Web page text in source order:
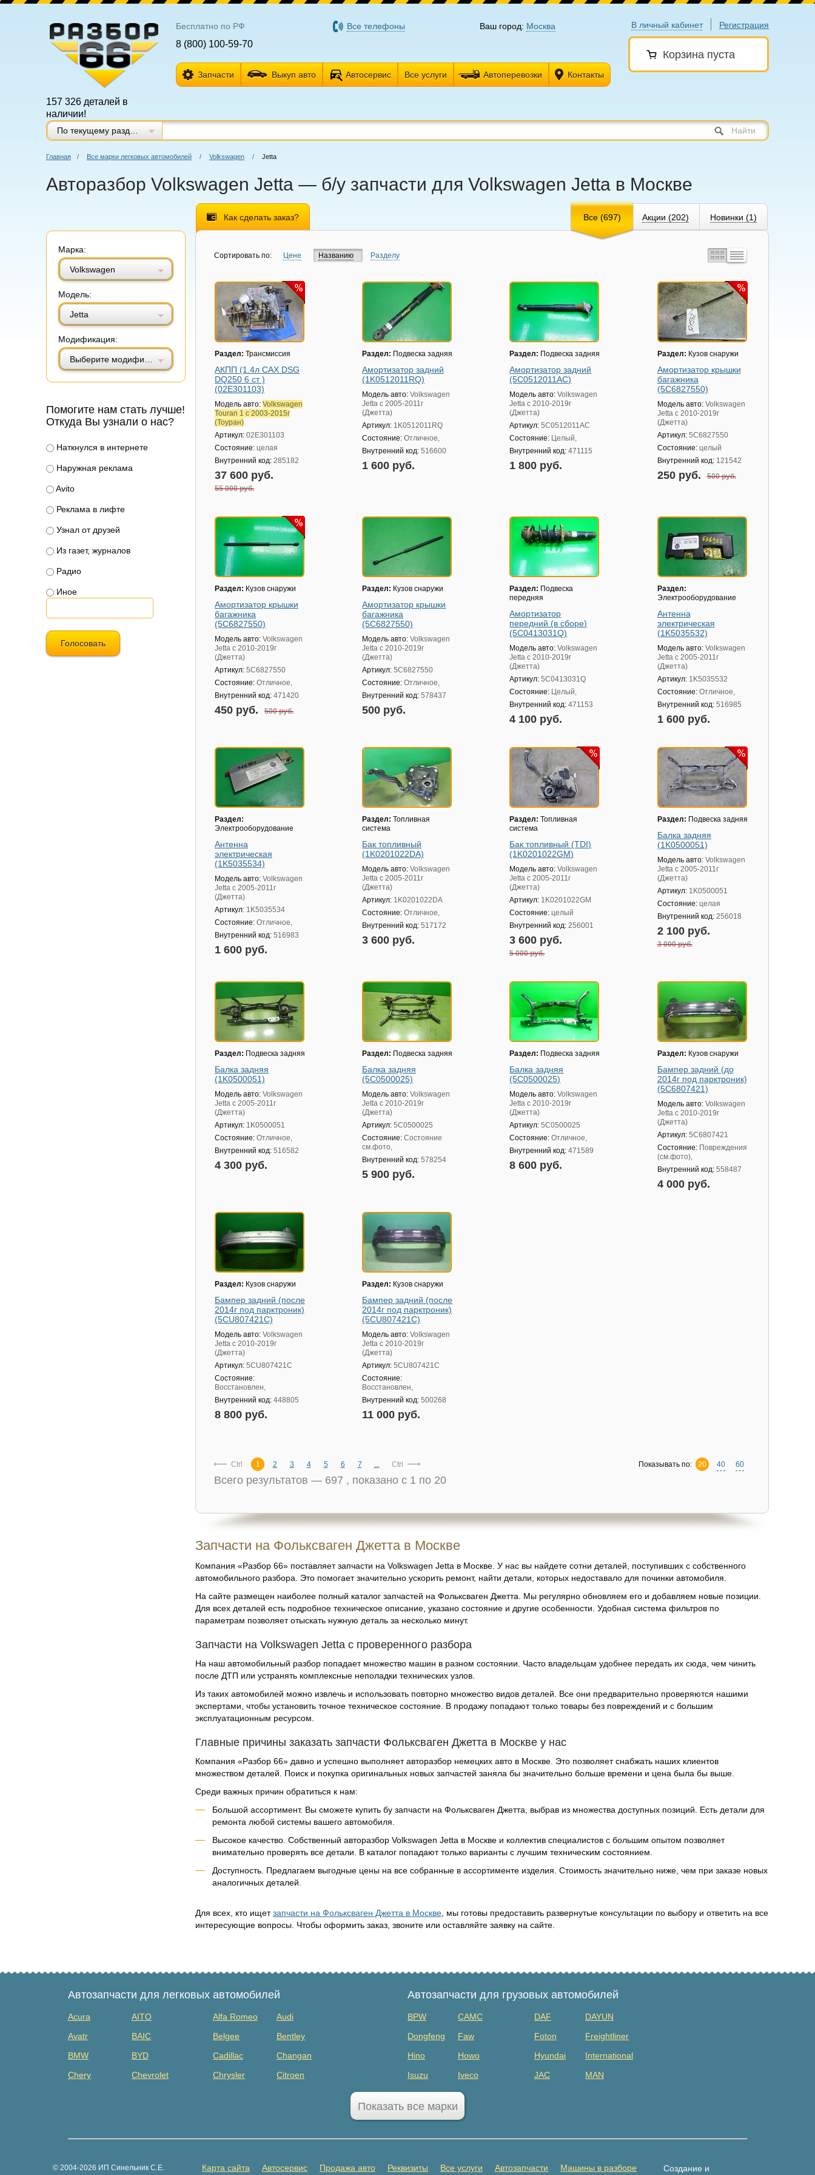
В личный кабинет Регистрация
Корзина пуста
157 326 деталей в
наличии!
Бесплатно по РФ
8 (800) 100-59-70
Все телефоны Ваш город: Москва
Запчасти Выкуп авто Автосервис Все услуги Автоперевозки Контакты
Найти
Главная / Все марки легковых автомобилей / Volkswagen / Jetta
Авторазбор Volkswagen Jetta — б/у запчасти для Volkswagen Jetta в Москве
Марка:
Volkswagen
Модель:
Jetta
Модификация:
Помогите нам стать лучше!
Откуда Вы узнали о нас?
Наткнулся в интернете
Наружная реклама
Avito
Реклама в лифте
Узнал от друзей
Из газет, журналов
Радио
Иное
Голосовать
Все (697) Акции (202) Новинки (1)
Как сделать заказ?
Сортировать по: Цене Названию Разделу
Раздел: Трансмиссия
АКПП (1.4л CAX DSG
DQ250 6 ст )
(02E301103)
Модель авто: Volkswagen
Touran 1 с 2003-2015г
(Тоуран)
Артикул: 02E301103
Состояние: целая
Внутренний код: 285182
37 600 руб.
55 000 руб.
Раздел: Подвеска задняя
Амортизатор задний
(1K0512011RQ)
Модель авто:Volkswagen
Jetta с 2005-2011г
(Джетта)
Артикул: 1K0512011RQ
Состояние:Отличное,
Внутренний код:516600
1 600 руб.
Раздел: Подвеска задняя
Амортизатор задний
(5C0512011AC)
Модель авто:Volkswagen
Jetta с 2010-2019г
(Джетта)
Артикул:5C0512011AC
Состояние: Целый,
Внутренний код:471115
1 800 руб.
Раздел: Кузов снаружи
Амортизатор крышки
багажника
(5C6827550)
Модель авто: Volkswagen
Jetta с 2010-2019г
(Джетта)
Артикул: 5C6827550
Состояние: целый
Внутренний код: 121542
250 руб.500 руб.
Раздел: Кузов снаружи
Амортизатор крышки
багажника
(5C6827550)
Модель авто: Volkswagen
Jetta с 2010-2019г
(Джетта)
Артикул: 5C6827550
Состояние: Отличное,
Внутренний код: 471420
450 руб. 500 руб.
Раздел: Кузов снаружи
Амортизатор крышки
багажника
(5C6827550)
Модель авто:Volkswagen
Jetta с 2010-2019г
(Джетта)
Артикул:5C6827550
Состояние:Отличное,
Внутренний код:578437
500 руб.
Раздел: Подвеска
передняя
Амортизатор
передний (в сборе)
(5C0413031Q)
Модель авто:Volkswagen
Jetta с 2010-2019г
(Джетта)
Артикул:5C0413031Q
Состояние: Целый,
Внутренний код:471153
4 100 руб.
Раздел:
Электрооборудование
Антенна
электрическая
(1K5035532)
Модель авто: Volkswagen
Jetta с 2005-2011г
(Джетта)
Артикул: 1K5035532
Состояние: Отличное,
Внутренний код: 516985
1 600 руб.
Раздел:
Электрооборудование
Антенна
электрическая
(1K5035534)
Модель авто: Volkswagen
Jetta с 2005-2011г
(Джетта)
Артикул: 1K5035534
Состояние: Отличное,
Внутренний код: 516983
1 600 руб.
Раздел: Топливная
система
Бак топливный
(1K0201022DA)
Модель авто:Volkswagen
Jetta с 2005-2011г
(Джетта)
Артикул: 1K0201022DA
Состояние:Отличное,
Внутренний код:517172
3 600 руб.
Раздел: Топливная
система
Бак топливный (TDI)
(1K0201022GM)
Модель авто:Volkswagen
Jetta с 2005-2011г
(Джетта)
Артикул: 1K0201022GM
Состояние:целый
Внутренний код:256001
3 600 руб.
5 000 руб.
Раздел: Подвеска задняя
Балка задняя
(1K0500051)
Модель авто: Volkswagen
Jetta с 2005-2011г
(Джетта)
Артикул: 1K0500051
Состояние: целая
Внутренний код: 256018
2 100 руб.
3 000 руб.
Раздел: Подвеска задняя
Балка задняя
(1K0500051)
Модель авто: Volkswagen
Jetta с 2005-2011г
(Джетта)
Артикул: 1K0500051
Состояние: Отличное,
Внутренний код: 516582
4 300 руб.
Раздел: Подвеска задняя
Балка задняя
(5C0500025)
Модель авто:Volkswagen
Jetta с 2010-2019г
(Джетта)
Артикул:5C0500025
Состояние:Состояние
см.фото,
Внутренний код:578254
5 900 руб.
Раздел: Подвеска задняя
Балка задняя
(5C0500025)
Модель авто:Volkswagen
Jetta с 2010-2019г
(Джетта)
Артикул:5C0500025
Состояние:Отличное,
Внутренний код:471589
8 600 руб.
Раздел: Кузов снаружи
Бампер задний (до
2014г под парктроник)
(5C6807421)
Модель авто: Volkswagen
Jetta с 2010-2019г
(Джетта)
Артикул: 5C6807421
Состояние: Повреждения
(см.фото),
Внутренний код: 558487
4 000 руб.
Раздел: Кузов снаружи
Бампер задний (после
2014г под парктроник)
(5CU807421C)
Модель авто: Volkswagen
Jetta с 2010-2019г
(Джетта)
Артикул: 5CU807421C
Состояние:
Восстановлен,
Внутренний код: 448805
8 800 руб.
Раздел: Кузов снаружи
Бампер задний (после
2014г под парктроник)
(5CU807421C)
Модель авто:Volkswagen
Jetta с 2010-2019г
(Джетта)
Артикул:5CU807421C
Состояние:
Восстановлен,
Внутренний код:500268
11 000 руб.
Показывать по: 20 40 60
Ctrl 1 2 3 4 5 6 7 ... Ctrl
Всего результатов — 697 , показано с 1 по 20
Запчасти на Фольксваген Джетта в Москве
Компания «Разбор 66» поставляет запчасти на Volkswagen Jetta в Москве. У нас вы найдете сотни деталей, поступивших с собственного
автомобильного разбора. Это помогает значительно ускорить ремонт, найти детали, которых недоставало для починки автомобиля.
На сайте размещен наиболее полный каталог запчастей на Фольксваген Джетта. Мы регулярно обновляем его и добавляем новые позиции.
Для всех деталей есть подробное техническое описание, указано состояние и другие особенности. Удобная система фильтров по
параметрам позволяет отыскать нужную деталь за несколько минут.
Запчасти на Volkswagen Jetta с проверенного разбора
На наш автомобильный разбор попадает множество машин в разном состоянии. Часто владельцам удобнее передать их сюда, чем чинить
после ДТП или устранять комплексные неполадки технических узлов.
Из таких автомобилей можно извлечь и использовать повторно множество видов деталей. Все они предварительно проверяются нашими
экспертами, чтобы установить точное техническое состояние. В продажу попадают только товары без повреждений и с большим
эксплуатационным ресурсом.
Главные причины заказать запчасти Фольксваген Джетта в Москве у нас
Компания «Разбор 66» давно и успешно выполняет авторазбор немецких авто в Москве. Это позволяет снабжать наших клиентов
множеством деталей. Поиск и покупка оригинальных новых запчастей заняла бы значительно больше времени и цена была бы выше.
Среди важных причин обратиться к нам:
Большой ассортимент. Вы сможете купить бу запчасти на Фольксваген Джетта, выбрав из множества доступных позиций. Есть детали для
ремонта любой системы вашего автомобиля.
Высокое качество. Собственный авторазбор Volkswagen Jetta в Москве и коллектив специалистов с большим опытом позволяет
внимательно проверять все детали. В каталог попадают только варианты с лучшим техническим состоянием.
Доступность. Предлагаем выгодные цены на все собранные в ассортименте изделия. Стоимость значительно ниже, чем при заказе новых
аналогичных деталей.
Для всех, кто ищетзапчасти на Фольксваген Джетта в Москве , мы готовы предоставить развернутые консультации по выбору и ответить на все
интересующие вопросы. Чтобы оформить заказ, звоните или оставляйте заявку на сайте.
Автозапчасти для легковых автомобилей
Acura AITO Alfa Romeo
Audi
Avatr
BAIC Belgee
Bentley
BMW
BYD Cadillac
Changan
Chery
Chevrolet Chrysler
Citroen
Great Wall
Haima Haval Honda
Автозапчасти для грузовых автомобилей
BPW CAMC DAF
DAYUN
Dongfeng
Faw Foton
Freightliner
Hino
Howo Hyundai
International
Isuzu
Iveco JAC
MAN
MAZ
Mercedes Benz
Scania
Прицепы
Показать все марки
© 2004-2026 ИП Синельник С.Е. Карта сайта Автосервис Продажа авто Реквизиты Все услуги Автозапчасти Машины в разборе
Создание и